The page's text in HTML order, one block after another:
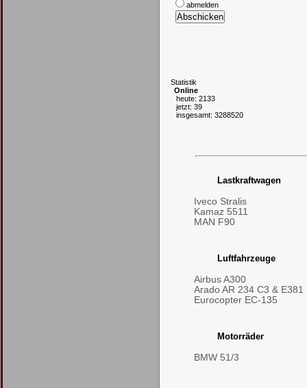
abmelden
Statistik
Online
heute: 2133
jetzt: 39
insgesamt: 3288520
Lastkraftwagen
Iveco Stralis
Kamaz 5511
MAN F90
Luftfahrzeuge
Airbus A300
Arado AR 234 C3 & E381
Eurocopter EC-135
Motorräder
BMW 51/3